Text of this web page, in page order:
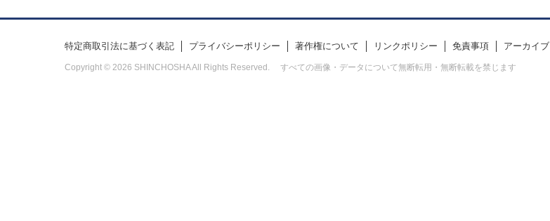
特定商取引法に基づく表記 プライバシーポリシー 著作権について リンクポリシー 免責事項 アーカイブ
Copyright © 2026 SHINCHOSHA All Rights Reserved. すべての画像・データについて無断転用・無断転載を禁じます